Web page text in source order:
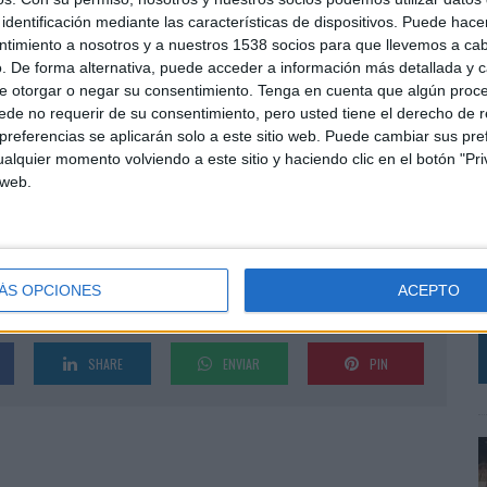
mediante las características de dispositivos. Puede
a nosotros y a nuestros 1538 socios para que llevemos a
De forma alternativa, puede acceder a información más detallada y
otorgar o negar su consentimiento. Tenga en cuenta que algún
no requerir de su consentimiento, pero usted tiene el derecho de
se aplicarán solo a este sitio web. Puede cambiar sus
momento volviendo a este sitio y haciendo clic en el botón
OPCIONES ACEPTO
costas.
conocer la previsión meteorológica que ofrece
de playas a partir de 12 filtros, entre los
diversidad funcional, ocupación, bandera azul y
concretas se podrá complementar con datos meteo
y tipo de playa.
de una previsión fiable. Por ello hemos
, playas y deportes náuticos, para que nuestros
bien sea desde la playa o desde el mar ”,
SHARE ENVIAR PIN